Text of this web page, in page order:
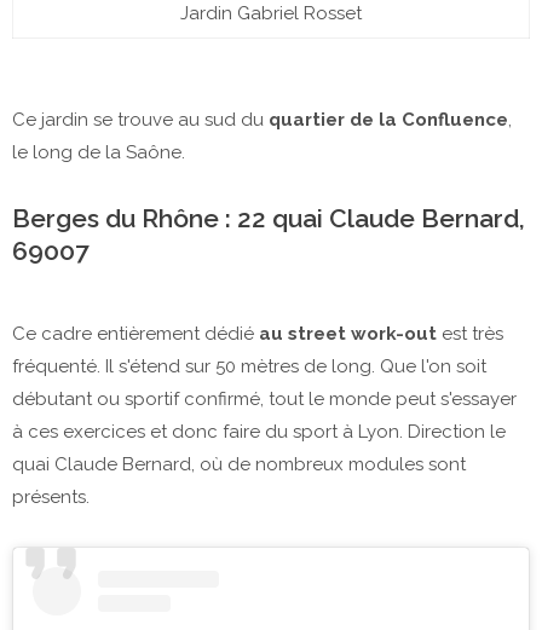
Jardin Gabriel Rosset
Ce jardin se trouve au sud du quartier de la Confluence
le long de la Saône.
Berges du Rhône : 22 quai Claude Bernard,
69007
Ce cadre entièrement dédié au street work-out est très
fréquenté. Il s'étend sur 50 mètres de long. Que l'on soit
débutant ou sportif confirmé, tout le monde peut s'essayer
à ces exercices et donc faire du sport à Lyon. Direction le
quai Claude Bernard, où de nombreux modules sont
présents.